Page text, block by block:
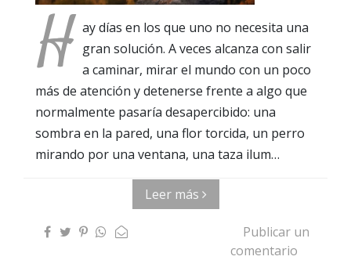
H ay días en los que uno no necesita una
gran solución. A veces alcanza con salir
a caminar, mirar el mundo con un poco
más de atención y detenerse frente a algo que
normalmente pasaría desapercibido: una
sombra en la pared, una flor torcida, un perro
mirando por una ventana, una taza ilum…
Leer más
Publicar un
comentario